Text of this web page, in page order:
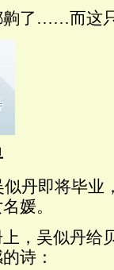
齁了……而这
似丹即将毕
媛。
，吴似丹给
诗：